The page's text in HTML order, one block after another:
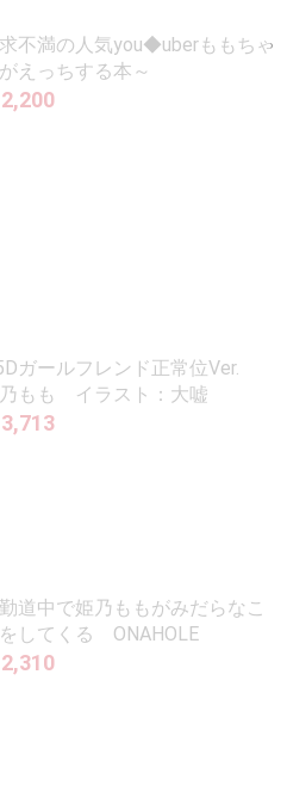
不満の人気you◆uberももちゃ
えっちする本～
2,200
ガールフレンド正常位Ver.
もも イラスト：大嘘
3,713
道中で姫乃ももがみだらなこ
してくる ONAHOLE
2,310